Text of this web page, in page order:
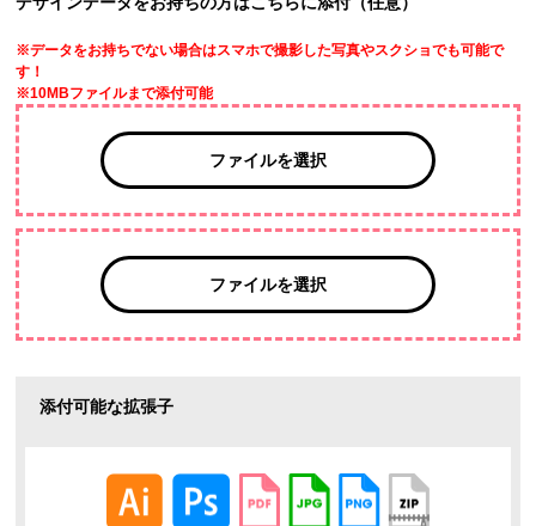
※データをお持ちでない場合はスマホで撮影した写真やスクショでも可能で
す！
※10MBファイルまで添付可能
ファイルを選択
ファイルを選択
添付可能な拡張子